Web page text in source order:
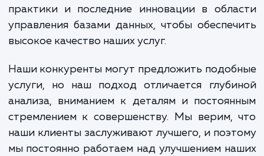
продаж и доходов. Во-вторых,
может снизить нагрузку на ваш сервер,
повысит его стабильность и увеличит его
экономить ресурсы, поскольку
база данных требует меньше
пространства для хранения.
Наша команда экспертов проводит